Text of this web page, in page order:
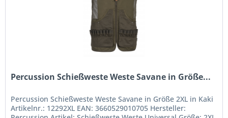
Percussion Schießweste Weste Savane in Größe...
Percussion Schießweste Weste Savane in Größe 2XL in Kaki
Artikelnr.: 12292XL EAN: 3660529010705 Hersteller: